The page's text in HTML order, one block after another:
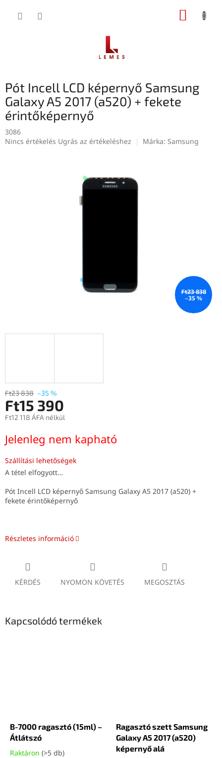
KOSÁR
Pót Incell LCD képernyő Samsung
Galaxy A5 2017 (a520) + fekete
érintőképernyő
3086
A
Nincs értékelés Ugrás az értékeléshez Márka: Samsung
Ft23 838
–35 %
Ft23 838 –35 %
Ft15 390
Ft12 118 ÁFA nélkül
Jelenleg nem kapható
Szállítási lehetőségek
A tétel elfogyott…
Pót Incell LCD képernyő Samsung Galaxy A5 2017 (a520) +
fekete érintőképernyő
Részletes információ
KÉRDÉS NYOMON KÖVETÉS MEGOSZTÁS
Kapcsolódó termékek
B-7000 ragasztó (15ml) –
Átlátszó
Raktáron (>5 db)
Ragasztó szett Samsung
Galaxy A5 2017 (a520)
képernyő alá